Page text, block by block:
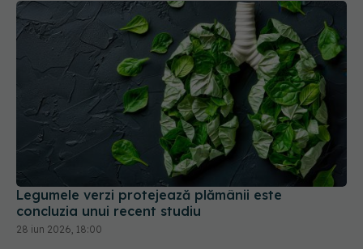
Legumele verzi protejează plămânii este
concluzia unui recent studiu
28 iun 2026, 18:00